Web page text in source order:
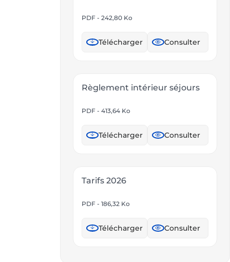
PDF - 242,80 Ko
Télécharger Consulter
Règlement intérieur séjours
PDF - 413,64 Ko
Télécharger Consulter
Tarifs 2026
PDF - 186,32 Ko
Télécharger Consulter